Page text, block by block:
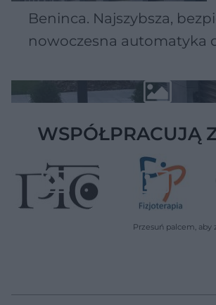
Beninca. Najszybsza,
nowoczesna automatyka
WSPÓŁPRACUJĄ